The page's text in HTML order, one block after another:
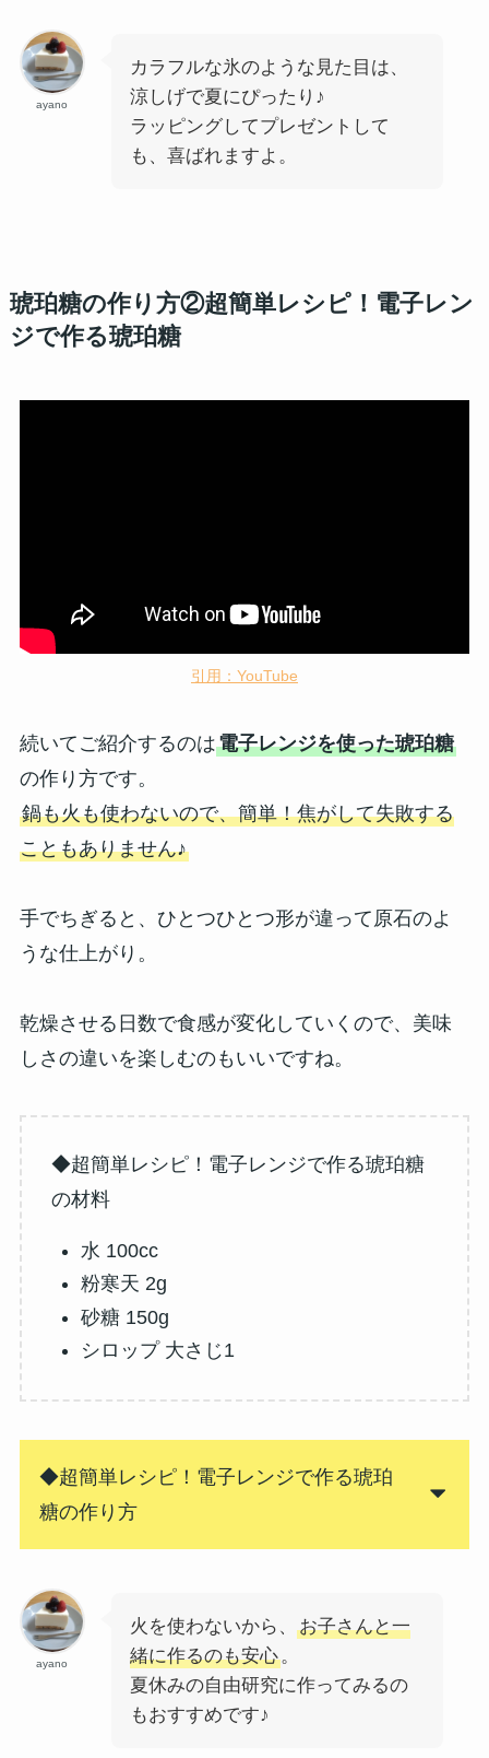
ayano
カラフルな氷のような見た目は、
涼しげで夏にぴったり♪
ラッピングしてプレゼントして
も、喜ばれますよ。
琥珀糖の作り方②超簡単レシピ！電子レン
ジで作る琥珀糖
引用：YouTube
続いてご紹介するのは電子レンジを使った琥珀糖
の作り方です。
鍋も火も使わないので、簡単！焦がして失敗する
こともありません♪
手でちぎると、ひとつひとつ形が違って原石のよ
うな仕上がり。
乾燥させる日数で食感が変化していくので、美味
しさの違いを楽しむのもいいですね。
◆超簡単レシピ！電子レンジで作る琥珀糖
の材料
水 100cc
粉寒天 2g
砂糖 150g
シロップ 大さじ1
◆超簡単レシピ！電子レンジで作る琥珀
糖の作り方
ayano
火を使わないから、
お子さんと一
緒に作るのも安心。
夏休みの自由研究に作ってみるの
もおすすめです♪